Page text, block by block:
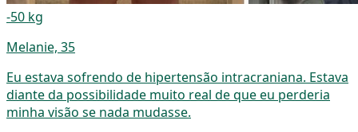
-50 kg
Melanie, 35
Eu estava sofrendo de hipertensão intracraniana. Estava
diante da possibilidade muito real de que eu perderia
minha visão se nada mudasse.